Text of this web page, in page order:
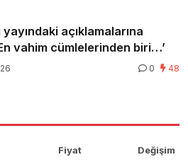
yayındaki açıklamalarına
vahim cümlelerinden biri…’
0 48
Fiyat Değişim